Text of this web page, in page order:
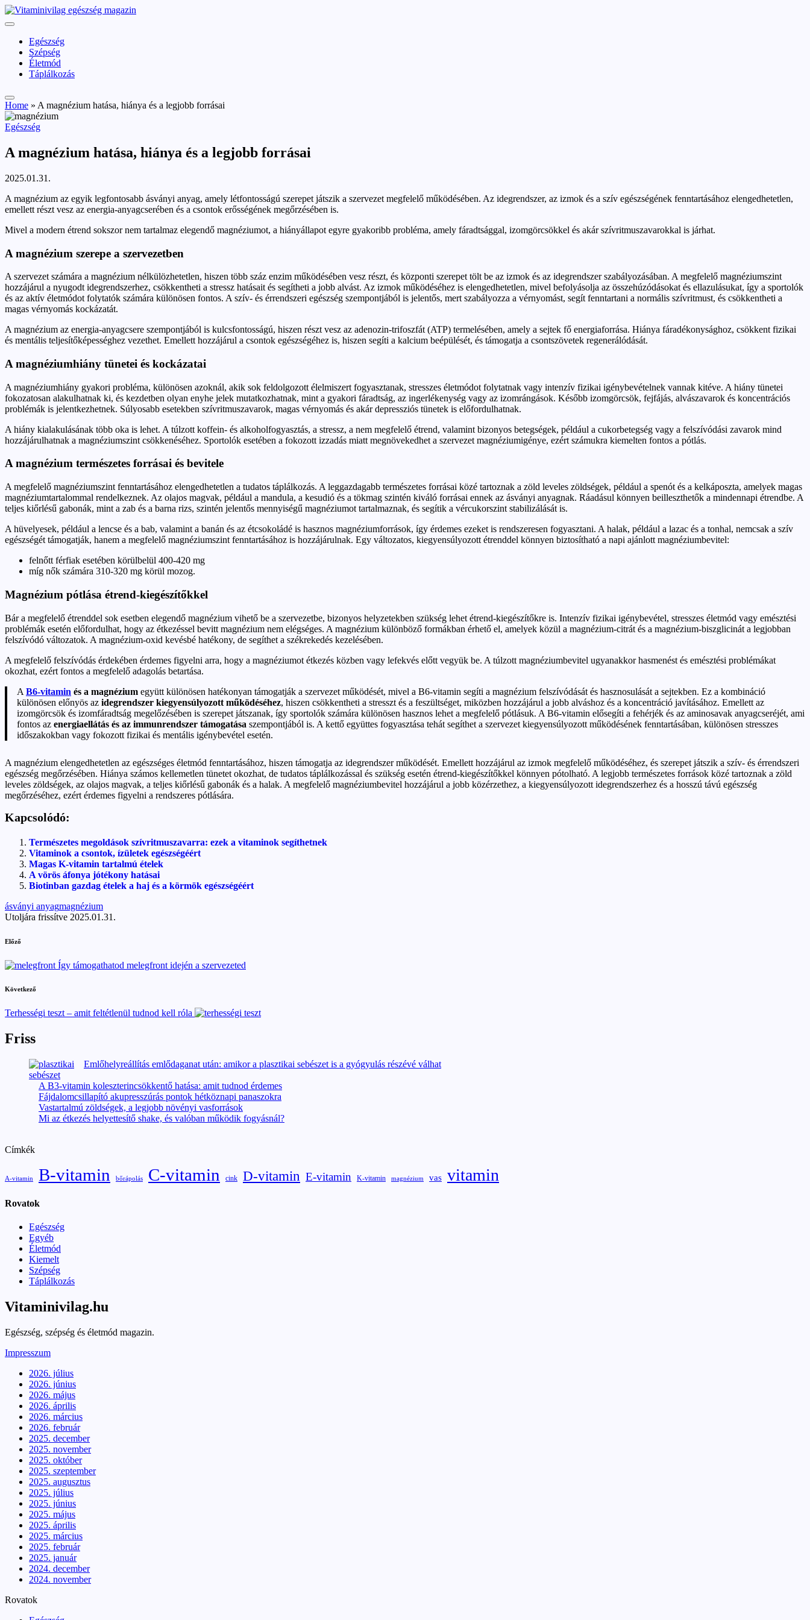
Skip
to
Vitaminivilág:
szépség
Egészség
Szépség
Életmód
Táplálkozás
Home » A magnézium hatása, hiánya és a legjobb forrásai
Posted
Egészség
A magnézium hatása, hiánya és a legjobb forrásai
2025.01.31.
A magnézium az egyik legfontosabb ásványi anyag, amely létfontosságú szerepet játszik a szervezet megfelelő működésében. Az idegrendszer, az izmok és a szív egészségének fenntartásához elengedhetetlen,
emellett részt vesz az energia-anyagcserében és a csontok erősségének megőrzésében is.
Mivel a modern étrend sokszor nem tartalmaz elegendő magnéziumot, a hiányállapot egyre gyakoribb probléma, amely fáradtsággal, izomgörcsökkel és akár szívritmuszavarokkal is járhat.
A magnézium szerepe a szervezetben
A szervezet számára a magnézium nélkülözhetetlen, hiszen több száz enzim működésében vesz részt, és központi szerepet tölt be az izmok és az idegrendszer szabályozásában. A megfelelő magnéziumszint
hozzájárul a nyugodt idegrendszerhez, csökkentheti a stressz hatásait és segítheti a jobb alvást. Az izmok működéséhez is elengedhetetlen, mivel befolyásolja az összehúzódásokat és ellazulásukat, így a sportolók
és az aktív életmódot folytatók számára különösen fontos. A szív- és érrendszeri egészség szempontjából is jelentős, mert szabályozza a vérnyomást, segít fenntartani a normális szívritmust, és csökkentheti a
magas vérnyomás kockázatát.
A magnézium az energia-anyagcsere szempontjából is kulcsfontosságú, hiszen részt vesz az adenozin-trifoszfát (ATP) termelésében, amely a sejtek fő energiaforrása. Hiánya fáradékonysághoz, csökkent fizikai
és mentális teljesítőképességhez vezethet. Emellett hozzájárul a csontok egészségéhez is, hiszen segíti a kalcium beépülését, és támogatja a csontszövetek regenerálódását.
A magnéziumhiány tünetei és kockázatai
A magnéziumhiány gyakori probléma, különösen azoknál, akik sok feldolgozott élelmiszert fogyasztanak, stresszes életmódot folytatnak vagy intenzív fizikai igénybevételnek vannak kitéve. A hiány tünetei
fokozatosan alakulhatnak ki, és kezdetben olyan enyhe jelek mutatkozhatnak, mint a gyakori fáradtság, az ingerlékenység vagy az izomrángások. Később izomgörcsök, fejfájás, alvászavarok és koncentrációs
problémák is jelentkezhetnek. Súlyosabb esetekben szívritmuszavarok, magas vérnyomás és akár depressziós tünetek is előfordulhatnak.
A hiány kialakulásának több oka is lehet. A túlzott koffein- és alkoholfogyasztás, a stressz, a nem megfelelő étrend, valamint bizonyos betegségek, például a cukorbetegség vagy a felszívódási zavarok mind
hozzájárulhatnak a magnéziumszint csökkenéséhez. Sportolók esetében a fokozott izzadás miatt megnövekedhet a szervezet magnéziumigénye, ezért számukra kiemelten fontos a pótlás.
A magnézium természetes forrásai és bevitele
A megfelelő magnéziumszint fenntartásához elengedhetetlen a tudatos táplálkozás. A leggazdagabb természetes forrásai közé tartoznak a zöld leveles zöldségek, például a spenót és a kelkáposzta, amelyek magas
magnéziumtartalommal rendelkeznek. Az olajos magvak, például a mandula, a kesudió és a tökmag szintén kiváló forrásai ennek az ásványi anyagnak. Ráadásul könnyen beilleszthetők a mindennapi étrendbe. A
teljes kiőrlésű gabonák, mint a zab és a barna rizs, szintén jelentős mennyiségű magnéziumot tartalmaznak, és segítik a vércukorszint stabilizálását is.
A hüvelyesek, például a lencse és a bab, valamint a banán és az étcsokoládé is hasznos magnéziumforrások, így érdemes ezeket is rendszeresen fogyasztani. A halak, például a lazac és a tonhal, nemcsak a szív
egészségét támogatják, hanem a megfelelő magnéziumszint fenntartásához is hozzájárulnak. Egy változatos, kiegyensúlyozott étrenddel könnyen biztosítható a napi ajánlott magnéziumbevitel:
felnőtt férfiak esetében körülbelül 400-420 mg
míg nők számára 310-320 mg körül mozog.
Magnézium pótlása étrend-kiegészítőkkel
Bár a megfelelő étrenddel sok esetben elegendő magnézium vihető be a szervezetbe, bizonyos helyzetekben szükség lehet étrend-kiegészítőkre is. Intenzív fizikai igénybevétel, stresszes életmód vagy emésztési
problémák esetén előfordulhat, hogy az étkezéssel bevitt magnézium nem elégséges. A magnézium különböző formákban érhető el, amelyek közül a magnézium-citrát és a magnézium-biszglicinát a legjobban
felszívódó változatok. A magnézium-oxid kevésbé hatékony, de segíthet a székrekedés kezelésében.
A megfelelő felszívódás érdekében érdemes figyelni arra, hogy a magnéziumot étkezés közben vagy lefekvés előtt vegyük be. A túlzott magnéziumbevitel ugyanakkor hasmenést és emésztési problémákat
okozhat, ezért fontos a megfelelő adagolás betartása.
A B6-vitamin és a magnézium együtt különösen hatékonyan támogatják a szervezet működését, mivel a B6-vitamin segíti a magnézium felszívódását és hasznosulását a sejtekben. Ez a kombináció
különösen előnyös az idegrendszer kiegyensúlyozott működéséhez, hiszen csökkentheti a stresszt és a feszültséget, miközben hozzájárul a jobb alváshoz és a koncentráció javításához. Emellett az
izomgörcsök és izomfáradtság megelőzésében is szerepet játszanak, így sportolók számára különösen hasznos lehet a megfelelő pótlásuk. A B6-vitamin elősegíti a fehérjék és az aminosavak anyagcseréjét, ami
fontos az energiaellátás és az immunrendszer támogatása szempontjából is. A kettő együttes fogyasztása tehát segíthet a szervezet kiegyensúlyozott működésének fenntartásában, különösen stresszes
időszakokban vagy fokozott fizikai és mentális igénybevétel esetén.
A magnézium elengedhetetlen az egészséges életmód fenntartásához, hiszen támogatja az idegrendszer működését. Emellett hozzájárul az izmok megfelelő működéséhez, és szerepet játszik a szív- és érrendszeri
egészség megőrzésében. Hiánya számos kellemetlen tünetet okozhat, de tudatos táplálkozással és szükség esetén étrend-kiegészítőkkel könnyen pótolható. A legjobb természetes források közé tartoznak a zöld
leveles zöldségek, az olajos magvak, a teljes kiőrlésű gabonák és a halak. A megfelelő magnéziumbevitel hozzájárul a jobb közérzethez, a kiegyensúlyozott idegrendszerhez és a hosszú távú egészség
megőrzéséhez, ezért érdemes figyelni a rendszeres pótlására.
Kapcsolódó:
Természetes megoldások szívritmuszavarra: ezek a vitaminok segíthetnek
Vitaminok a csontok, ízületek egészségéért
Magas K-vitamin tartalmú ételek
A vörös áfonya jótékony hatásai
Biotinban gazdag ételek a haj és a körmök egészségéért
Tags:
ásványi anyagmagnézium
Utoljára frissítve 2025.01.31.
Post
navigation
Előző
Így támogathatod melegfront idején a szervezeted
Következő
Terhességi teszt – amit feltétlenül tudnod kell róla
Friss
Emlőhelyreállítás emlődaganat után: amikor a plasztikai sebészet is a gyógyulás részévé válhat
A B3-vitamin koleszterincsökkentő hatása: amit tudnod érdemes
Fájdalomcsillapító akupresszúrás pontok hétköznapi panaszokra
Vastartalmú zöldségek, a legjobb növényi vasforrások
Mi az étkezés helyettesítő shake, és valóban működik fogyásnál?
Címkék
A-vitamin B-vitamin bőrápolás C-vitamin cink D-vitamin E-vitamin K-vitamin magnézium vas vitamin
Rovatok
Egészség
Egyéb
Életmód
Kiemelt
Szépség
Táplálkozás
Vitaminivilag.hu
Egészség, szépség és életmód magazin.
Impresszum
2026. július
2026. június
2026. május
2026. április
2026. március
2026. február
2025. december
2025. november
2025. október
2025. szeptember
2025. augusztus
2025. július
2025. június
2025. május
2025. április
2025. március
2025. február
2025. január
2024. december
2024. november
Rovatok